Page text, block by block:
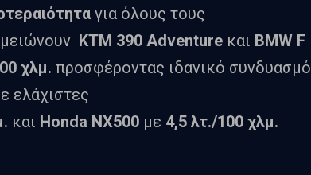
για όλους τους
KTM 390 Adventure και BMW F
χλμ. προσφέροντας ιδανικό συνδυασμό
ελάχιστες
και Honda NX500 με 4,5 λτ./100 χλμ.